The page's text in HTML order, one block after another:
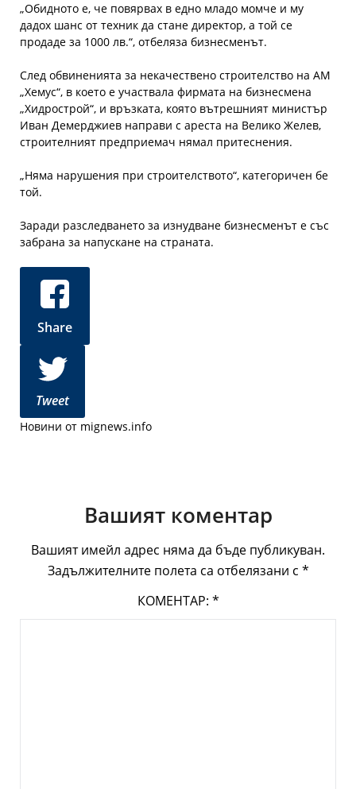
„Обидното е, че повярвах в едно младо момче и му
дадох шанс от техник да стане директор, а той се
продаде за 1000 лв.“, отбеляза бизнесменът.
След обвиненията за некачествено строителство на АМ
„Хемус“, в което е участвала фирмата на бизнесмена
„Хидрострой“, и връзката, която вътрешният министър
Иван Демерджиев направи с ареста на Велико Желев,
строителният предприемач нямал притеснения.
„Няма нарушения при строителството“, категоричен бе
той.
Заради разследването за изнудване бизнесменът е със
забрана за напускане на страната.
Share
Tweet
Новини от mignews.info
Вашият коментар
Вашият имейл адрес няма да бъде публикуван.
Задължителните полета са отбелязани с *
КОМЕНТАР: *